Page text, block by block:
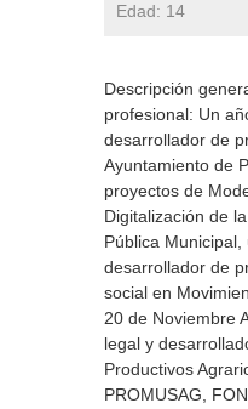
Edad: 14
Descripción
profesional: Un
desarrollador de
Ayuntamiento de
proyectos de
Digitalización de
Pública
desarrollador de
social en
20 de Noviembre
legal y
Productivos
PROMUSAG,